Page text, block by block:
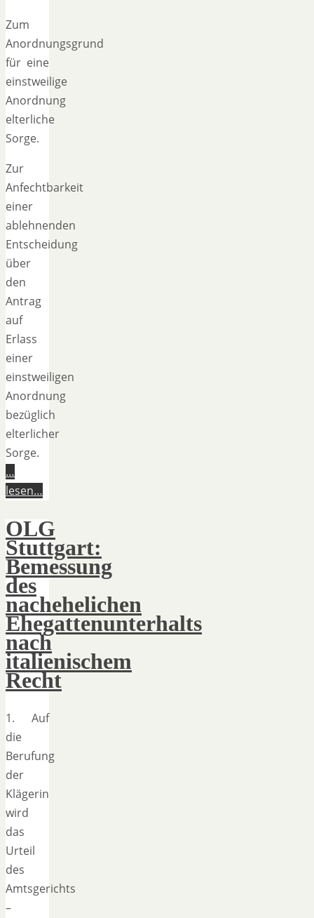
Zum
Anordnungsgrund
für eine
einstweilige
Anordnung
elterliche
Sorge.
Zur
Anfechtbarkeit
einer
ablehnenden
Entscheidung
über
den
Antrag
auf
Erlass
einer
einstweiligen
Anordnung
bezüglich
elterlicher
Sorge.
…
lesen…
OLG
Stuttgart:
Bemessung
des
nachehelichen
Ehegattenunterhalts
nach
italienischem
Recht
1. Auf
die
Berufung
der
Klägerin
wird
das
Urteil
des
Amtsgerichts
–